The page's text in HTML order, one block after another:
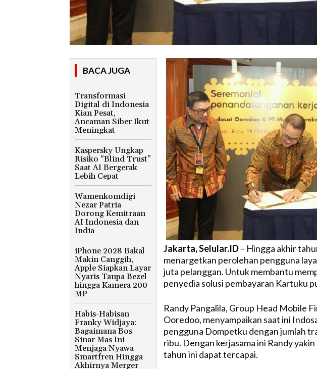
BACA JUGA
Transformasi
Digital di Indonesia
Kian Pesat,
Ancaman Siber Ikut
Meningkat
Kaspersky Ungkap
Risiko “Blind Trust”
Saat AI Bergerak
Lebih Cepat
Wamenkomdigi
Nezar Patria
Dorong Kemitraan
AI Indonesia dan
India
iPhone 2028 Bakal
Makin Canggih,
Apple Siapkan Layar
Nyaris Tanpa Bezel
hingga Kamera 200
MP
Habis-Habisan
Franky Widjaya:
Bagaimana Bos
Sinar Mas Ini
Menjaga Nyawa
Smartfren Hingga
Akhirnya Merger
Jakarta, Selular.ID– Hingga akhir
menargetkan perolehan pengguna
juta pelanggan. Untuk membantu
penyedia solusi pembayaran Kartuku
Randy Pangalila, Group Head Mobile
Ooredoo, menyampaikan saat ini
pengguna Dompetku dengan jumlah
ribu. Dengan kerjasama ini Randy
tahun ini dapat tercapai.